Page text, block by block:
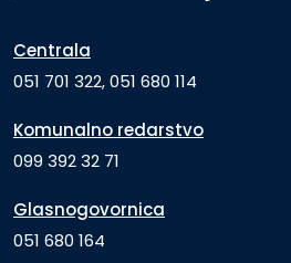
Centrala
051 701 322, 051 680 114
Komunalno redarstvo
099 392 32 71
Glasnogovornica
051 680 164